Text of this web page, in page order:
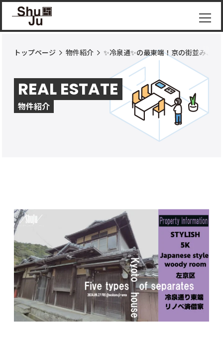
物件
ShuJu
につ
いて
物件オ
ーナ
ー・管
理会社
様へ
トップページ 物件紹介 ✨冷泉通✨の最東端！京の街並み、
REAL ESTATE
物件紹介